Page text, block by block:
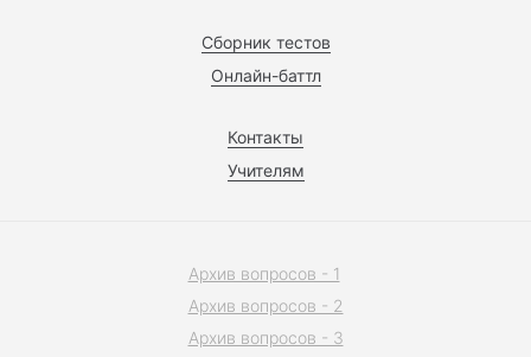
Сборник тестов
Онлайн-баттл
Контакты
Учителям
Архив вопросов - 1
Архив вопросов - 2
Архив вопросов - 3